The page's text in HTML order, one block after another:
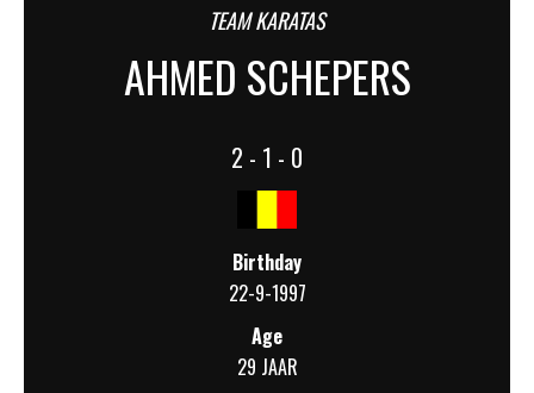
TEAM KARATAS
AHMED SCHEPERS
2 - 1 - 0
Birthday
22-9-1997
Age
29 JAAR